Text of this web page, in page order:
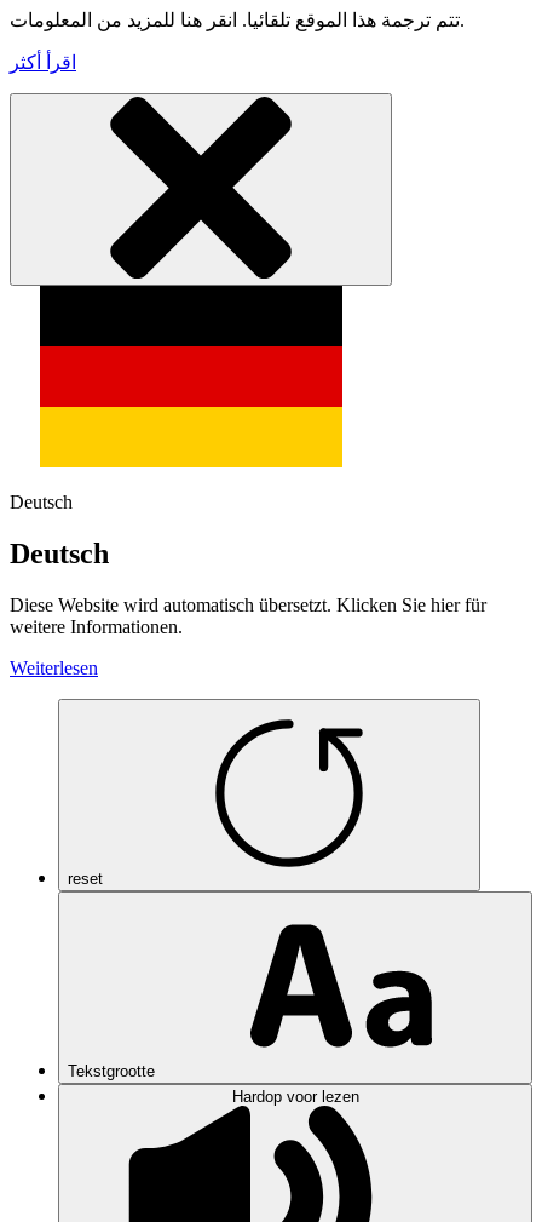
تتم ترجمة هذا الموقع تلقائيا. انقر هنا للمزيد من المعلومات.
اقرأ أكثر
Deutsch
Deutsch
Diese Website wird automatisch übersetzt. Klicken Sie hier für
weitere Informationen.
Weiterlesen
reset
Tekstgrootte
Hardop voor lezen